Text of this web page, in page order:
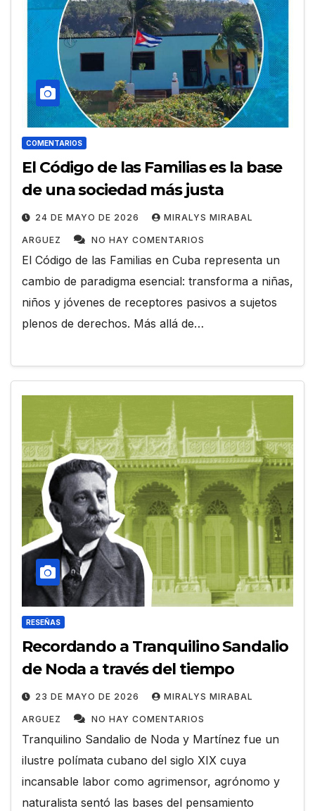
COMENTARIOS
El Código de las Familias es la base
de una sociedad más justa
24 DE MAYO DE 2026 MIRALYS MIRABAL
ARGUEZ NO HAY COMENTARIOS
El Código de las Familias en Cuba representa un
cambio de paradigma esencial: transforma a niñas,
niños y jóvenes de receptores pasivos a sujetos
plenos de derechos. Más allá de…
RESEÑAS
Recordando a Tranquilino Sandalio
de Noda a través del tiempo
23 DE MAYO DE 2026 MIRALYS MIRABAL
ARGUEZ NO HAY COMENTARIOS
Tranquilino Sandalio de Noda y Martínez fue un
ilustre polímata cubano del siglo XIX cuya
incansable labor como agrimensor, agrónomo y
naturalista sentó las bases del pensamiento